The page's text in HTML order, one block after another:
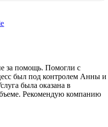
за помощь. Помогли с
был под контролем Анны и
была оказана в
Рекомендую компанию